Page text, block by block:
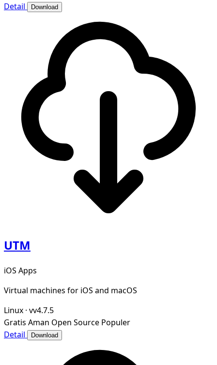
Detail
Download
UTM
iOS Apps
Virtual machines for iOS and macOS
Linux · vv4.7.5
Gratis Aman Open Source Populer
Detail
Download